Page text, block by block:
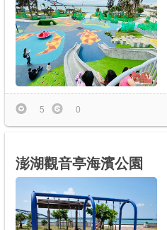
5 0
澎湖觀音亭海濱公園